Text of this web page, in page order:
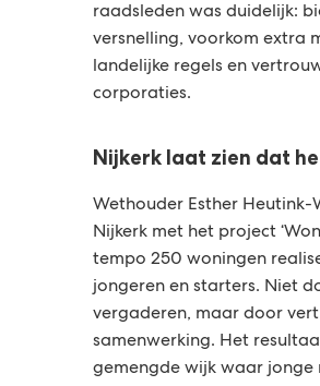
raadsleden was duidelijk:
versnelling, voorkom extra
landelijke regels en
corporaties.
Nijkerk laat zien dat
Wethouder Esther
Nijkerk met het project
tempo 250 woningen
jongeren en starters. Niet
vergaderen, maar door
samenwerking. Het
gemengde wijk waar jonge